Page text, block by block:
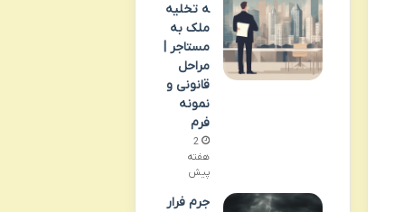
ه تخلیه
ملک به
مستاجر |
مراحل
قانونی و
نمونه
فرم
2
هفته
پیش
جرم فرار